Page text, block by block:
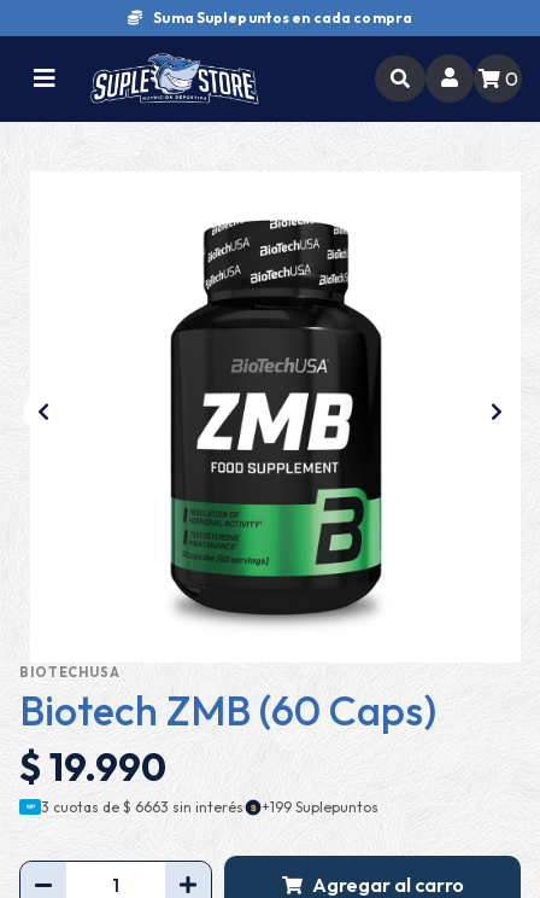
Suma Suplepuntos en cada compra
0
BIOTECHUSA
Biotech ZMB (60 Caps)
$ 19.990
MP 3 cuotas de $ 6663 sin interés· $ +199 Suplepuntos
Agregar al carro